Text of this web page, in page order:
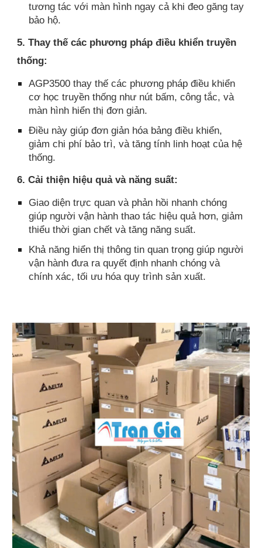
tương tác với màn hình ngay cả khi đeo găng tay
bảo hộ.
5. Thay thế các phương pháp điều khiển truyền
thống:
AGP3500 thay thế các phương pháp điều khiển
cơ học truyền thống như nút bấm, công tắc, và
màn hình hiển thị đơn giản.
Điều này giúp đơn giản hóa bảng điều khiển,
giảm chi phí bảo trì, và tăng tính linh hoạt của hệ
thống.
6. Cải thiện hiệu quả và năng suất:
Giao diện trực quan và phản hồi nhanh chóng
giúp người vận hành thao tác hiệu quả hơn, giảm
thiểu thời gian chết và tăng năng suất.
Khả năng hiển thị thông tin quan trọng giúp người
vận hành đưa ra quyết định nhanh chóng và
chính xác, tối ưu hóa quy trình sản xuất.